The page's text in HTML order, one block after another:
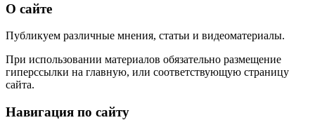
О сайте
Публикуем различные мнения, статьи и видеоматериалы.
При использовании материалов обязательно размещение
гиперссылки на главную, или соответствующую страницу
сайта.
Навигация по сайту